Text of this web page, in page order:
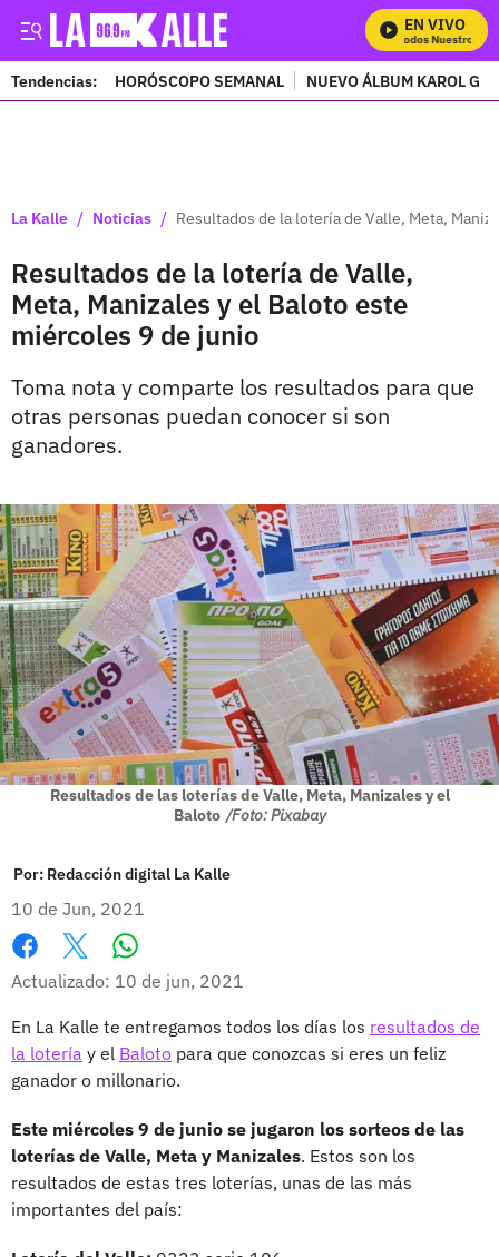
EN VIVO
Mira Todos Nuestros
Tendencias: HORÓSCOPO SEMANAL NUEVO ÁLBUM KAROL G
La Kalle / Noticias / Resultados de la lotería de Valle, Meta,
Resultados de la lotería de Valle,
Meta, Manizales y el Baloto este
miércoles 9 de junio
Toma nota y comparte los resultados para que
otras personas puedan conocer si son
ganadores.
Resultados de las loterías de Valle, Meta, Manizales y el
Baloto /Foto: Pixabay
Por: Redacción digital La Kalle
10 de Jun, 2021
Facebook
X
Actualizado: 10 de jun, 2021
En La Kalle te entregamos todos los días los resultados de
la lotería y el Baloto para que conozcas si eres un feliz
ganador o millonario.
Este miércoles 9 de junio se jugaron los sorteos de las
loterías de Valle, Meta y Manizales. Estos son los
resultados de estas tres loterías, unas de las más
importantes del país: